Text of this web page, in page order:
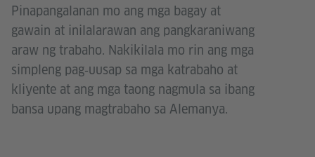
Pinapangalanan mo ang mga bagay at
gawain at inilalarawan ang pangkaraniwang
araw ng trabaho. Nakikilala mo rin ang mga
simpleng pag‑uusap sa mga katrabaho at
kliyente at ang mga taong nagmula sa ibang
bansa upang magtrabaho sa Alemanya.